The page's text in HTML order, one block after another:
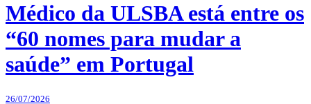
Médico da ULSBA está entre os
“60 nomes para mudar a
saúde” em Portugal
26/07/2026